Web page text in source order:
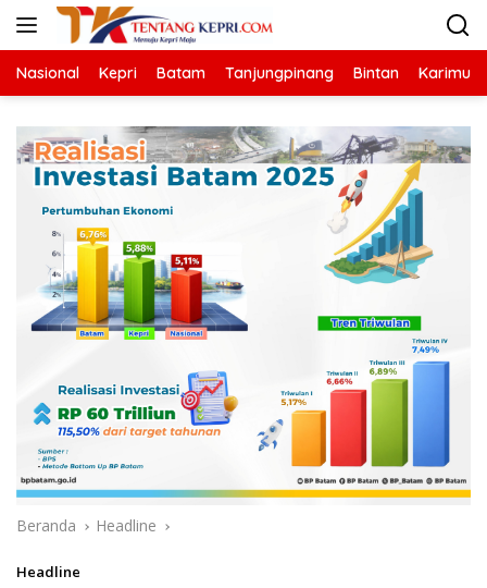
Langsung
Nasional Kepri Batam Tanjungpinang Bintan Karimun
Beranda Headline
Headline